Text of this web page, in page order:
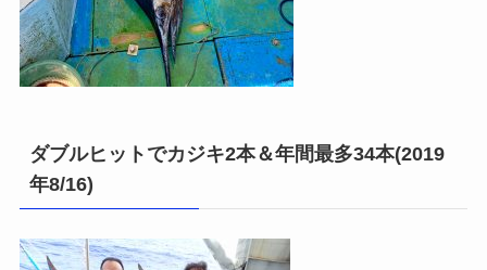
ダブルヒットでカジキ2本＆年間最多34本(2019
年8/16)